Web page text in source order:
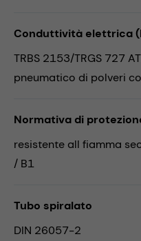
Conduttività elettrica
TRBS 2153/TRGS 727
pneumatico di polveri
Normativa di
resistente all fiamma
/ B1
Tubo spiralato
DIN 26057-2